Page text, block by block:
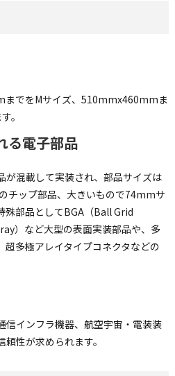
でをMサイズ、510mmx460mmま
。
る電子部品
が混載して実装され、部品サイズは
チップ部品、大きいもので74mmサ
殊部品としてBGA（Ball Grid
）など大型の表面実装部品や、多
超多極アレイタイプコネクタなどの
信インフラ機器、航空宇宙・電装装
性が求められます。